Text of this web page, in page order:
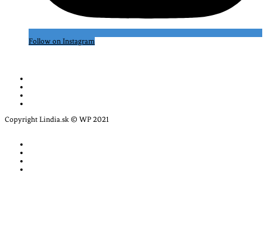
Follow on Instagram
Copyright Lindia.sk © WP 2021